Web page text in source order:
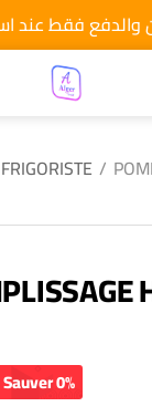
والدفع فقط عند
/
Sauver 0%